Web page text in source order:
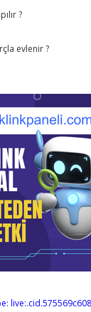
?
evlenir ?